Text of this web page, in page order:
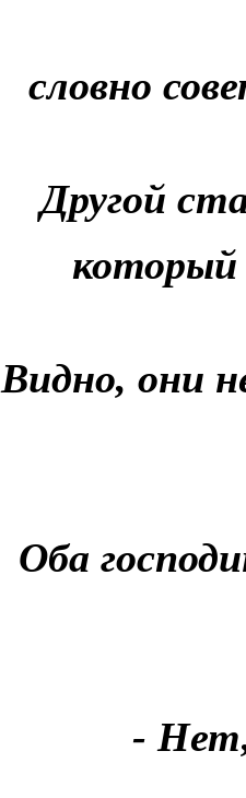
словно
Другой
который
Видно, они
Оба
-